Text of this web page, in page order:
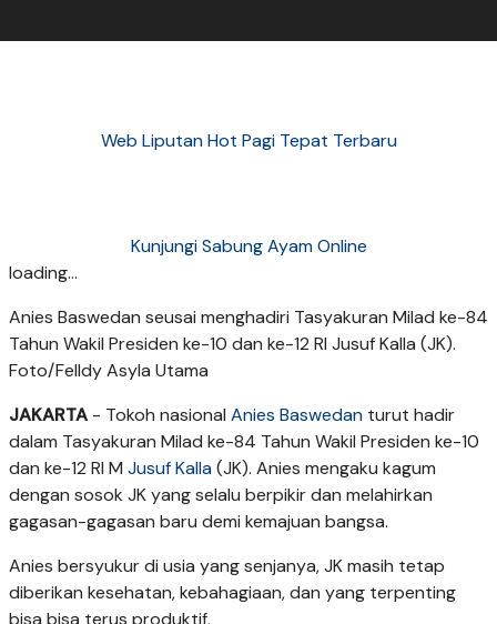
Web Liputan Hot Pagi Tepat Terbaru
Kunjungi Sabung Ayam Online
loading...
Anies Baswedan seusai menghadiri Tasyakuran Milad ke-84
Tahun Wakil Presiden ke-10 dan ke-12 RI Jusuf Kalla (JK).
Foto/Felldy Asyla Utama
JAKARTA - Tokoh nasional Anies Baswedan turut hadir
dalam Tasyakuran Milad ke-84 Tahun Wakil Presiden ke-10
dan ke-12 RI M Jusuf Kalla(JK). Anies mengaku kagum
dengan sosok JK yang selalu berpikir dan melahirkan
gagasan-gagasan baru demi kemajuan bangsa.
Anies bersyukur di usia yang senjanya, JK masih tetap
diberikan kesehatan, kebahagiaan, dan yang terpenting
bisa bisa terus produktif.